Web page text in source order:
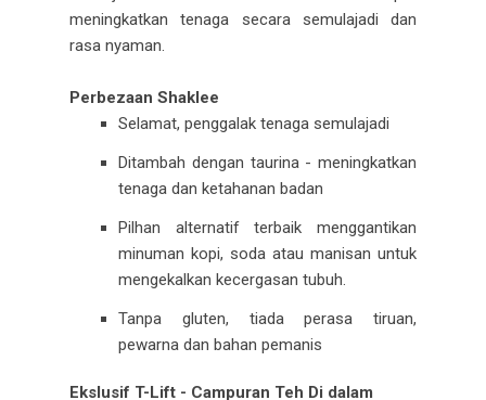
meningkatkan tenaga secara semulajadi dan
rasa nyaman.
Perbezaan Shaklee
Selamat, penggalak tenaga semulajadi
Ditambah dengan taurina - meningkatkan
tenaga dan ketahanan badan
Pilhan alternatif terbaik menggantikan
minuman kopi, soda atau manisan untuk
mengekalkan kecergasan tubuh.
Tanpa gluten, tiada perasa tiruan,
pewarna dan bahan pemanis
Ekslusif T-Lift - Campuran Teh Di dalam